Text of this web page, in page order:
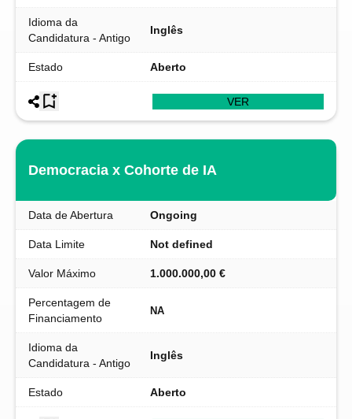
Idioma da
Candidatura - Antigo
Inglês
Estado Aberto
VER
Democracia x Cohorte de IA
Data de Abertura Ongoing
Data Limite Not defined
Valor Máximo 1.000.000,00 €
Percentagem de
Financiamento
NA
Idioma da
Candidatura - Antigo
Inglês
Estado Aberto